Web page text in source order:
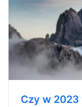
Czy w